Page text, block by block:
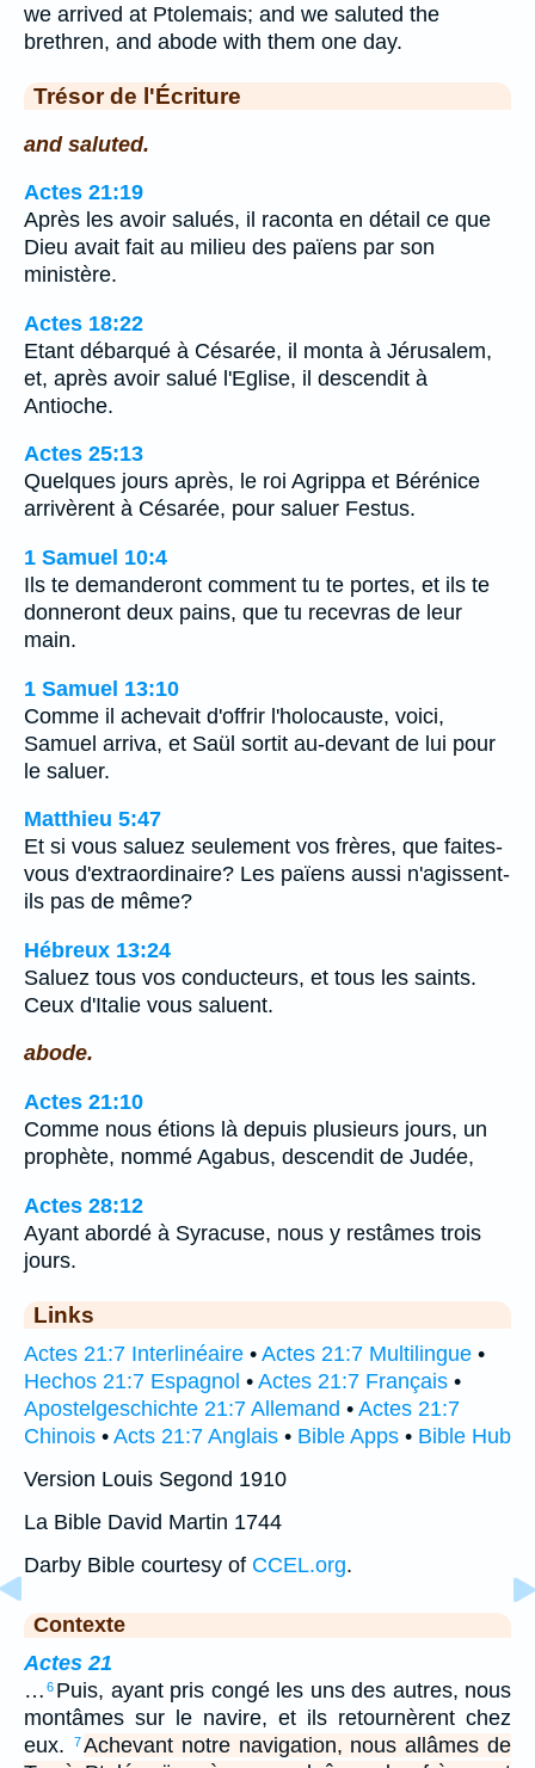
we arrived at Ptolemais; and we saluted the
brethren, and abode with them one day.
Trésor de l'Écriture
and saluted.
Actes 21:19
Après les avoir salués, il raconta en détail ce que
Dieu avait fait au milieu des païens par son
ministère.
Actes 18:22
Etant débarqué à Césarée, il monta à Jérusalem,
et, après avoir salué l'Eglise, il descendit à
Antioche.
Actes 25:13
Quelques jours après, le roi Agrippa et Bérénice
arrivèrent à Césarée, pour saluer Festus.
1 Samuel 10:4
Ils te demanderont comment tu te portes, et ils te
donneront deux pains, que tu recevras de leur
main.
1 Samuel 13:10
Comme il achevait d'offrir l'holocauste, voici,
Samuel arriva, et Saül sortit au-devant de lui pour
le saluer.
Matthieu 5:47
Et si vous saluez seulement vos frères, que faites-
vous d'extraordinaire? Les païens aussi n'agissent-
ils pas de même?
Hébreux 13:24
Saluez tous vos conducteurs, et tous les saints.
Ceux d'Italie vous saluent.
abode.
Actes 21:10
Comme nous étions là depuis plusieurs jours, un
prophète, nommé Agabus, descendit de Judée,
Actes 28:12
Ayant abordé à Syracuse, nous y restâmes trois
jours.
Links
Actes 21:7 Interlinéaire • Actes 21:7 Multilingue •
Hechos 21:7 Espagnol • Actes 21:7 Français •
Apostelgeschichte 21:7 Allemand • Actes 21:7
Chinois • Acts 21:7 Anglais • Bible Apps • Bible Hub
Version Louis Segond 1910
La Bible David Martin 1744
Darby Bible courtesy of CCEL.org.
Contexte
Actes 21
… 6 Puis, ayant pris congé les uns des autres, nous
montâmes sur le navire, et ils retournèrent chez
eux.
7Achevant notre navigation, nous allâmes de